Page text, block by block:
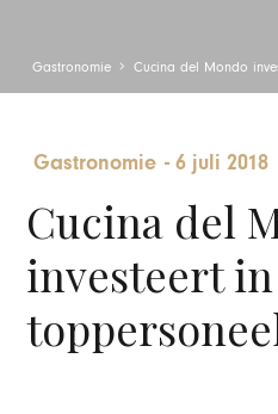
Gastronomie Cucina del Mondo
Gastronomie -6 juli 2018
Cucina del
investeert in